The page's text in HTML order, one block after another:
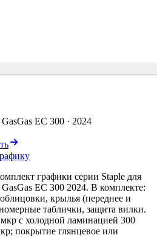
EC 300 · 2024
графики серии Staple для
EC 300 2024. В комплекте:
крылья (переднее и
таблички, защита вилки.
с холодной ламинацией 300
покрытие глянцевое или